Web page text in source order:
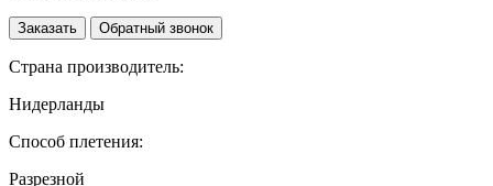
Заказать Обратный звонок
Страна производитель:
Нидерланды
Способ плетения:
Разрезной